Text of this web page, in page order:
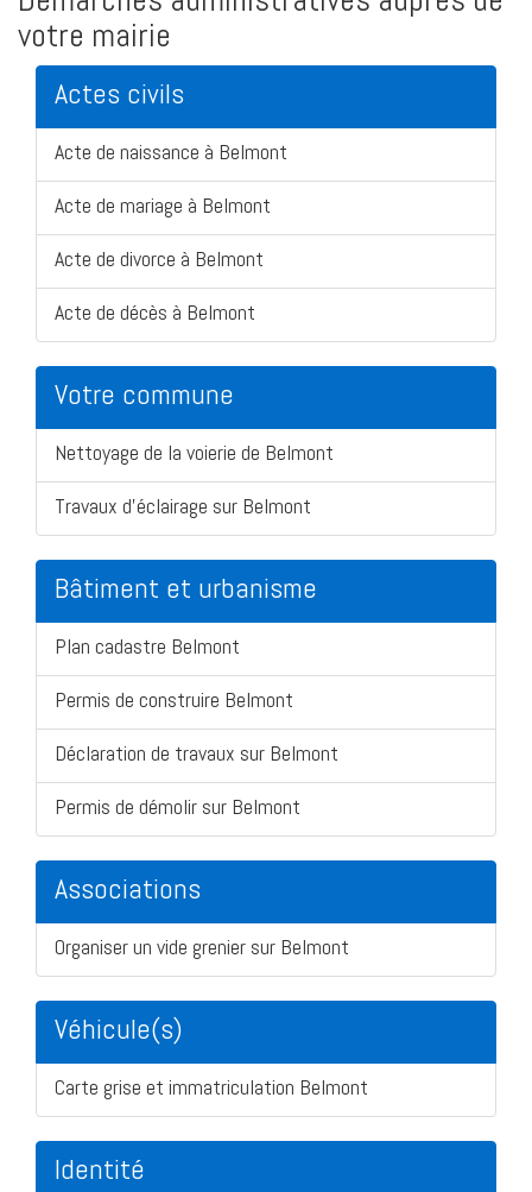
votre mairie
Actes civils
Acte de naissance à Belmont
Acte de mariage à Belmont
Acte de divorce à Belmont
Acte de décès à Belmont
Votre commune
Nettoyage de la voierie de Belmont
Travaux d'éclairage sur Belmont
Bâtiment et urbanisme
Plan cadastre Belmont
Permis de construire Belmont
Déclaration de travaux sur Belmont
Permis de démolir sur Belmont
Associations
Organiser un vide grenier sur Belmont
Véhicule(s)
Carte grise et immatriculation Belmont
Identité